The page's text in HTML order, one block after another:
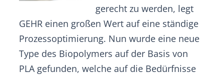
gerecht zu werden, legt
GEHR einen großen Wert auf eine ständige
Prozessoptimierung. Nun wurde eine neue
Type des Biopolymers auf der Basis von
PLA gefunden, welche auf die Bedürfnisse